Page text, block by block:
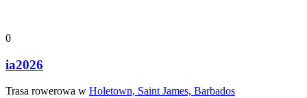
0
ia2026
Trasa rowerowa w Holetown, Saint James, Barbados